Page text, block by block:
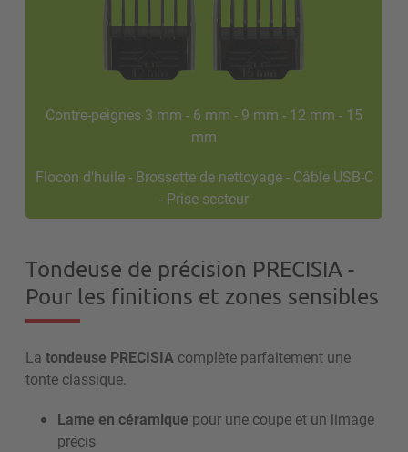
Contre-peignes 3 mm - 6 mm - 9 mm - 12 mm - 15
mm
Flocon d'huile - Brossette de nettoyage - Câble USB-C
- Prise secteur
Tondeuse de précision PRECISIA -
Pour les finitions et zones sensibles
La tondeuse PRECISIA complète parfaitement une
tonte classique.
Lame en céramique pour une coupe et un limage
précis